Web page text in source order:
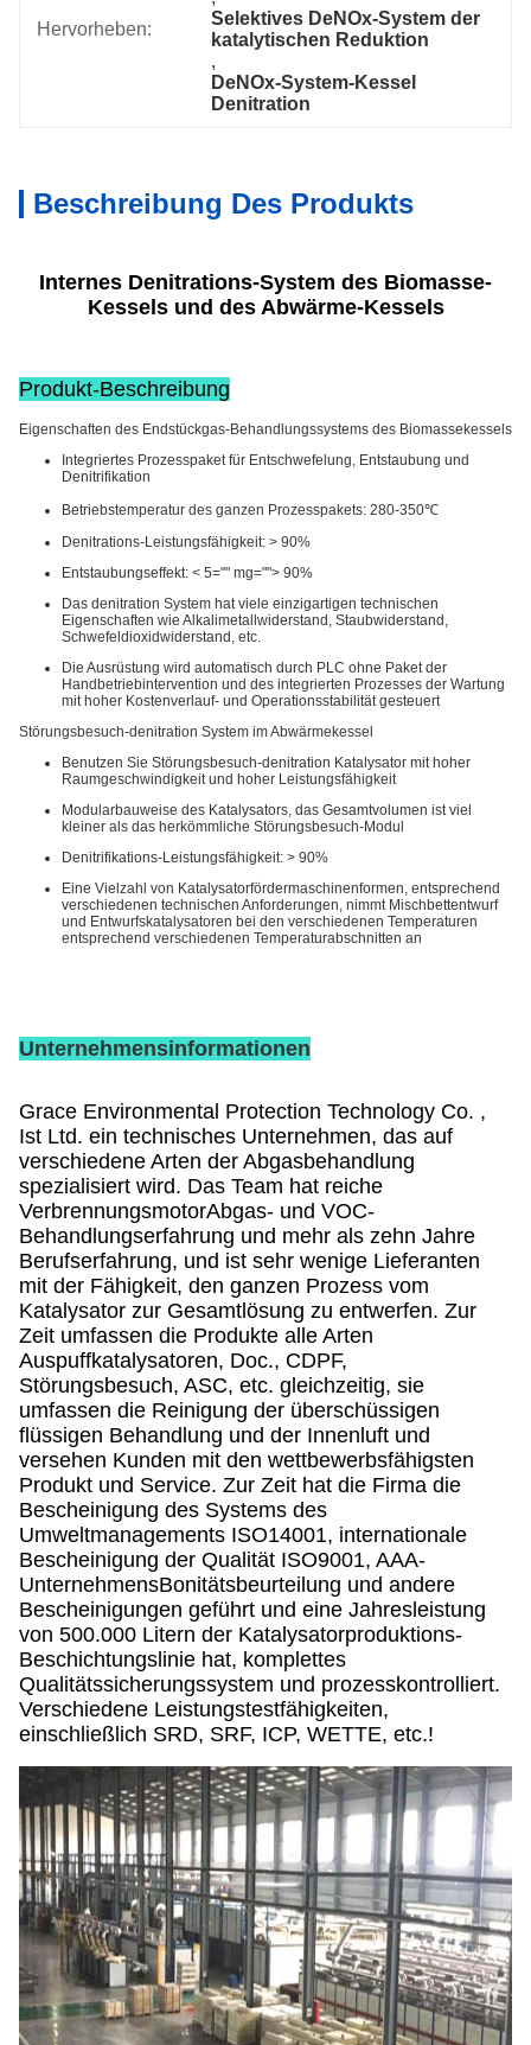
Hervorheben:
Selektives DeNOx-System der
katalytischen Reduktion
,
DeNOx-System-Kessel
Denitration
Beschreibung Des Produkts
Internes Denitrations-System des Biomasse-
Kessels und des Abwärme-Kessels
Produkt-Beschreibung
Eigenschaften des Endstückgas-Behandlungssystems des Biomassekessels
Integriertes Prozesspaket für Entschwefelung, Entstaubung und
Denitrifikation
Betriebstemperatur des ganzen Prozesspakets: 280-350℃
Denitrations-Leistungsfähigkeit: > 90%
Entstaubungseffekt: < 5="" mg=""> 90%
Das denitration System hat viele einzigartigen technischen
Eigenschaften wie Alkalimetallwiderstand, Staubwiderstand,
Schwefeldioxidwiderstand, etc.
Die Ausrüstung wird automatisch durch PLC ohne Paket der
Handbetriebintervention und des integrierten Prozesses der Wartung
mit hoher Kostenverlauf- und Operationsstabilität gesteuert
Störungsbesuch-denitration System im Abwärmekessel
Benutzen Sie Störungsbesuch-denitration Katalysator mit hoher
Raumgeschwindigkeit und hoher Leistungsfähigkeit
Modularbauweise des Katalysators, das Gesamtvolumen ist viel
kleiner als das herkömmliche Störungsbesuch-Modul
Denitrifikations-Leistungsfähigkeit: > 90%
Eine Vielzahl von Katalysatorfördermaschinenformen, entsprechend
verschiedenen technischen Anforderungen, nimmt Mischbettentwurf
und Entwurfskatalysatoren bei den verschiedenen Temperaturen
entsprechend verschiedenen Temperaturabschnitten an
Unternehmensinformationen
Grace Environmental Protection Technology Co. ,
Ist Ltd. ein technisches Unternehmen, das auf
verschiedene Arten der Abgasbehandlung
spezialisiert wird. Das Team hat reiche
VerbrennungsmotorAbgas- und VOC-
Behandlungserfahrung und mehr als zehn Jahre
Berufserfahrung, und ist sehr wenige Lieferanten
mit der Fähigkeit, den ganzen Prozess vom
Katalysator zur Gesamtlösung zu entwerfen. Zur
Zeit umfassen die Produkte alle Arten
Auspuffkatalysatoren, Doc., CDPF,
Störungsbesuch, ASC, etc. gleichzeitig, sie
umfassen die Reinigung der überschüssigen
flüssigen Behandlung und der Innenluft und
versehen Kunden mit den wettbewerbsfähigsten
Produkt und Service. Zur Zeit hat die Firma die
Bescheinigung des Systems des
Umweltmanagements ISO14001, internationale
Bescheinigung der Qualität ISO9001, AAA-
UnternehmensBonitätsbeurteilung und andere
Bescheinigungen geführt und eine Jahresleistung
von 500.000 Litern der Katalysatorproduktions-
Beschichtungslinie hat, komplettes
Qualitätssicherungssystem und prozesskontrolliert.
Verschiedene Leistungstestfähigkeiten,
einschließlich SRD, SRF, ICP, WETTE, etc.!